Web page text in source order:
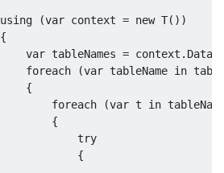
using
(var context = new T())
{
var tableNames = context .
foreach
(var tableName in
{
foreach
(var t in
{
try
{